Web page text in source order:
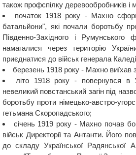
також профспілку деревообробників і
початок 1918 року - Махно
батальйони", які почали боротьбу
Південно-Західного і Румунського
намагалися через територію
приєднатися до військ генерала
березень 1918 року - Махно виїхав
літо 1918 року - повернувся в
невеликий повстанський загін під
боротьбу проти німецько-австро-
гетьмана Скоропадського;
січень 1919 року - Махно почав
військ Директорії та Антанти. Його
до складу Української Радянської